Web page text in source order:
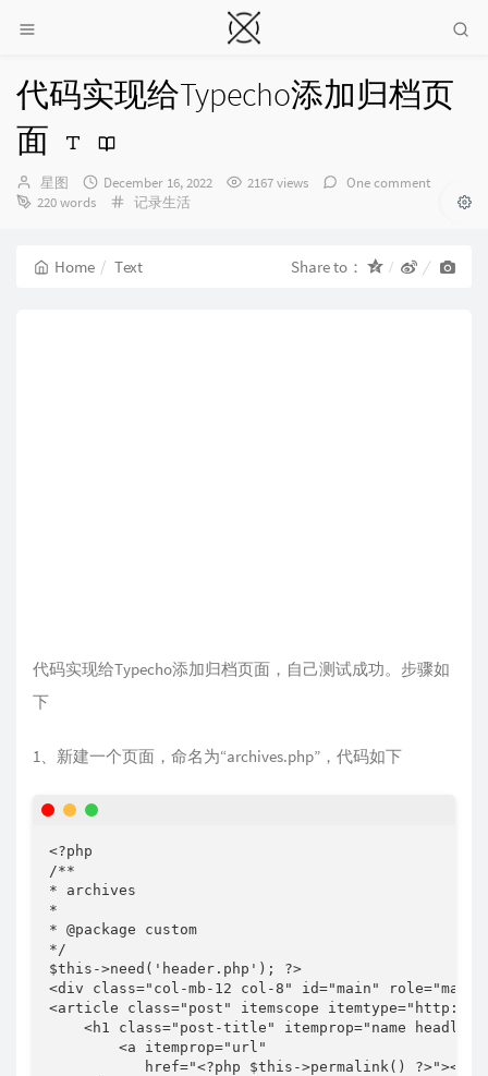
代码实现给Typecho添加归档页
面
Author：
星图
发
布
December 16, 2022 2167 views
One comment
220 words
Categories：
记录生活
Home Text Share to：
代码实现给Typecho添加归档页面，自己测试成功。步骤如
下
1、新建一个页面，命名为“archives.php”，代码如下
<?php
/**
* archives
*
* @package custom
*/
$this->need('header.php'); ?>
<div class="col-mb-12 col-8" id="main"
<article class="post" itemscope itemtype="http://
<h1 class="post-title" itemprop="name
        <a itemprop="url"
href="<?php $this->permalink()